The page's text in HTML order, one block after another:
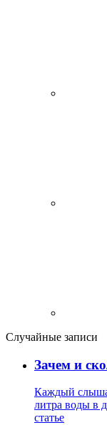
Случайные записи
Зачем и
Каждый
литра воды в
статье